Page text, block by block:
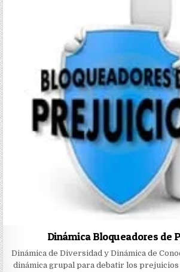
Dinámica Bloqueadores de
Dinámica de Diversidad y Dinámica de
dinámica grupal para debatir los